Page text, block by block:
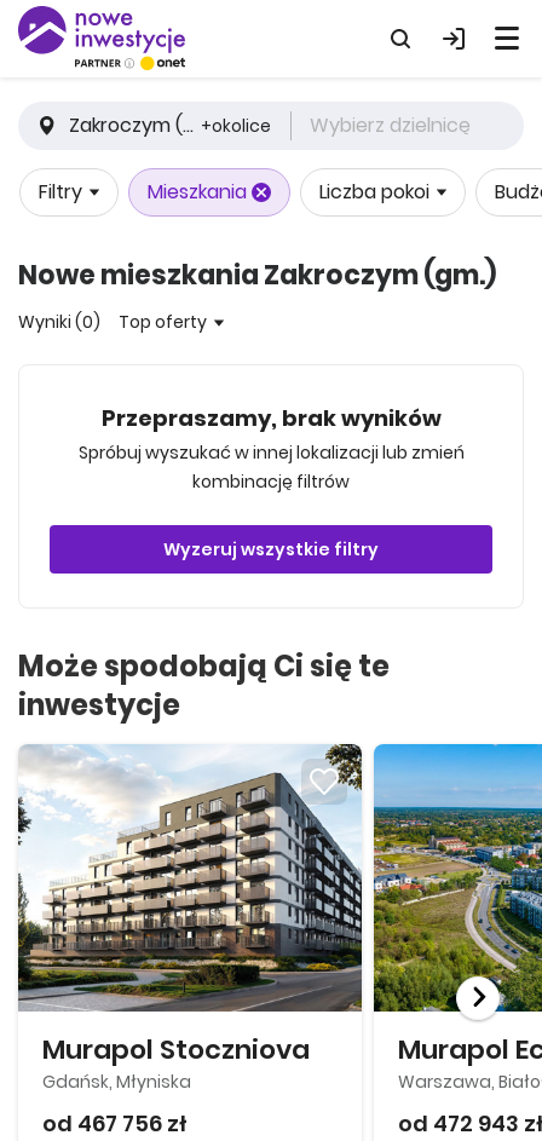
Zakroczym (gm.) +okolice Wybierz dzielnicę
Filtry Mieszkania Liczba pokoi
Nowe mieszkania Zakroczym (gm.)
Wyniki (0) Top oferty
Przepraszamy, brak wyników
Spróbuj wyszukać w innej lokalizacji lub zmień
kombinację filtrów
Wyzeruj wszystkie filtry
Może spodobają Ci się te
inwestycje
Murapol Stoczniova
Gdańsk, Młyniska
od 467 756 zł
Murapol
Warszawa,
od 472 943